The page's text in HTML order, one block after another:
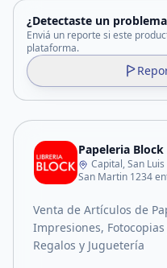
¿Detectaste un
Enviá un reporte si este
plataforma.
Papeleria Block
Capital, San Luis
San Martin 1234
Venta de Artículos de
Impresiones,
Regalos y Juguetería